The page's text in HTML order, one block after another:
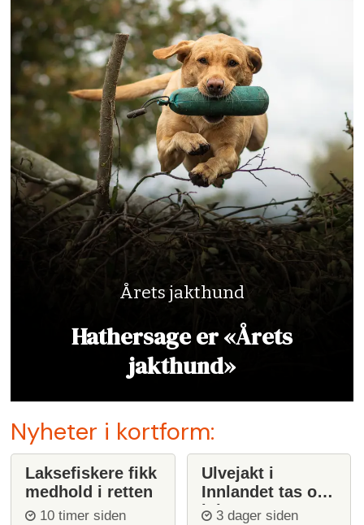
Årets jakthund
Hathersage er «Årets
jakthund»
Nyheter i kortform:
Laksefiskere fikk
medhold i retten
10 timer siden
Ulvejakt i
Innlandet tas opp
igjen
3 dager siden